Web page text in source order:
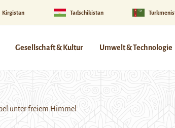
Kirgistan Tadschikistan
Gesellschaft & Kultur Umwelt & Technologie
unter freiem Himmel